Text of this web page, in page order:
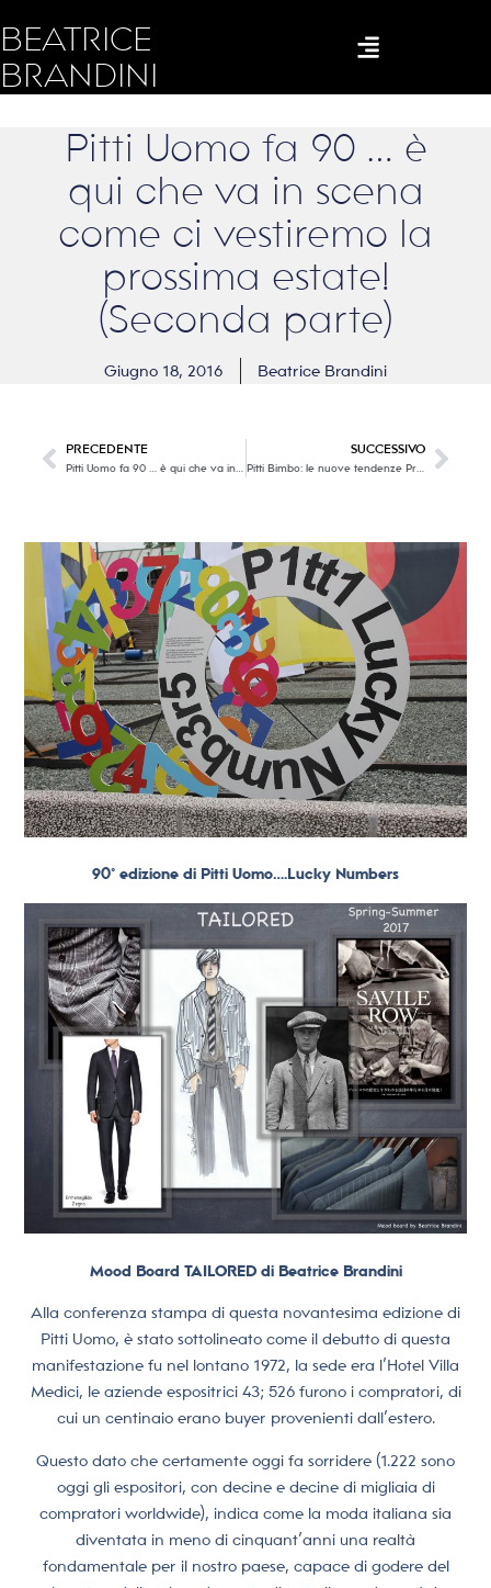
BEATRICE
BRANDINI
Pitti Uomo fa 90 … è
qui che va in scena
come ci vestiremo la
prossima estate!
(Seconda parte)
Giugno 18, 2016 Beatrice Brandini
PRECEDENTE SUCCESSIVO
Pitti Bimbo: le nuove tendenze Primavera / Estate 2017… e, dove ci sono bambini, c’è gioia !!! (Prima Parte)
90° edizione di Pitti Uomo….Lucky Numbers
Mood Board TAILORED di Beatrice Brandini
Alla conferenza stampa di questa novantesima edizione di
Pitti Uomo, è stato sottolineato come il debutto di questa
manifestazione fu nel lontano 1972, la sede era l’Hotel Villa
Medici, le aziende espositrici 43; 526 furono i compratori, di
cui un centinaio erano buyer provenienti dall’estero.
Questo dato che certamente oggi fa sorridere (1.222 sono
oggi gli espositori, con decine e decine di migliaia di
compratori worldwide), indica come la moda italiana sia
diventata in meno di cinquant’anni una realtà
fondamentale per il nostro paese, capace di godere del